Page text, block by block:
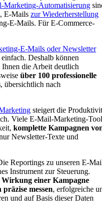
Marketing-Automatisierung
E-Mails zur Wiederherstellung
E-Mails. Für E-Commerce-
E-Mails oder Newsletter
Deshalb können
Ihnen die Arbeit deutlich
über 100 professionelle
, übersichtlich nach
steigert die
Viele E-Mail-Marketing-
komplette Kampagnen
Newsletter-Texte und
Reportings zu unseren E-
Instrument zur Steuerung.
Wirkung einer Kampagne
messen, erfolgreiche
und auf Basis dieser Daten